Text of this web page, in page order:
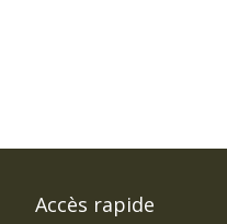
Accès rapide